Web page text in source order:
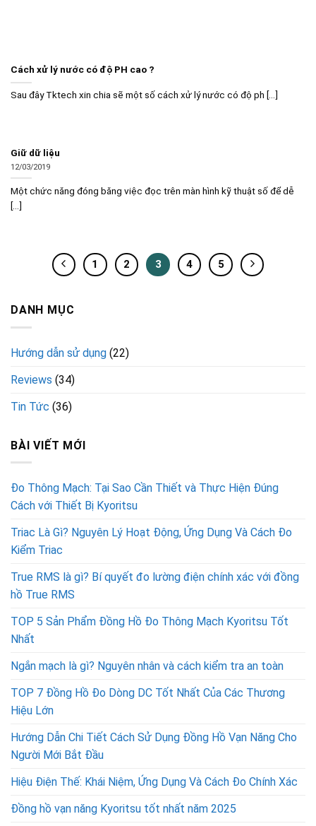
Cách xử lý nước có độ PH cao ?
Sau đây Tktech xin chia sẽ một số cách xử lý nước có độ ph [...]
Giữ dữ liệu
12/03/2019
Một chức năng đóng băng việc đọc trên màn hình kỹ thuật số để dễ
[...]
1 2 3 4 5
DANH MỤC
Hướng dẫn sử dụng (22)
Reviews (34)
Tin Tức (36)
BÀI VIẾT MỚI
Đo Thông Mạch: Tại Sao Cần Thiết và Thực Hiện Đúng
Cách với Thiết Bị Kyoritsu
Triac Là Gì? Nguyên Lý Hoạt Động, Ứng Dụng Và Cách Đo
Kiểm Triac
True RMS là gì? Bí quyết đo lường điện chính xác với đồng
hồ True RMS
TOP 5 Sản Phẩm Đồng Hồ Đo Thông Mạch Kyoritsu Tốt
Nhất
Ngắn mạch là gì? Nguyên nhân và cách kiểm tra an toàn
TOP 7 Đồng Hồ Đo Dòng DC Tốt Nhất Của Các Thương
Hiệu Lớn
Hướng Dẫn Chi Tiết Cách Sử Dụng Đồng Hồ Vạn Năng Cho
Người Mới Bắt Đầu
Hiệu Điện Thế: Khái Niệm, Ứng Dụng Và Cách Đo Chính Xác
Đồng hồ vạn năng Kyoritsu tốt nhất năm 2025